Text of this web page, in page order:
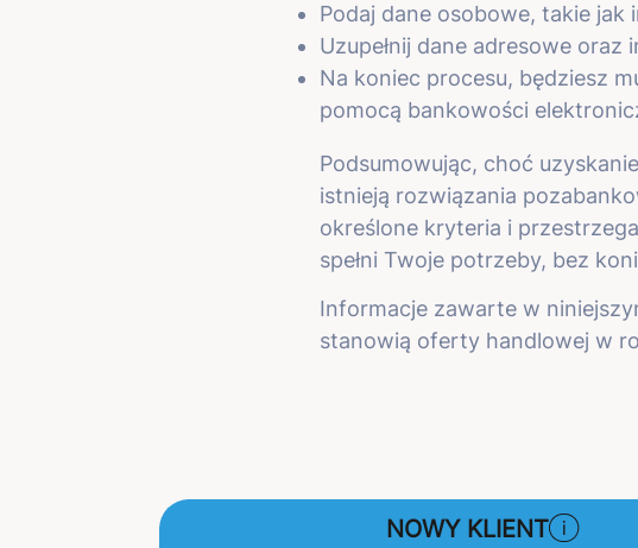
Podaj dane osobowe, takie jak
Uzupełnij dane adresowe
Na koniec procesu, będziesz
pomocą bankowości
Podsumowując, choć
istnieją rozwiązania
określone kryteria i
spełni Twoje potrzeby, bez
Informacje zawarte w
stanowią oferty handlowej w
NOWY KLIENT